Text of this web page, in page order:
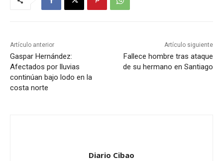
Artículo anterior
Gaspar Hernández:
Afectados por lluvias
continúan bajo lodo en la
costa norte
Artículo siguiente
Fallece hombre tras ataque
de su hermano en Santiago
Diario Cibao